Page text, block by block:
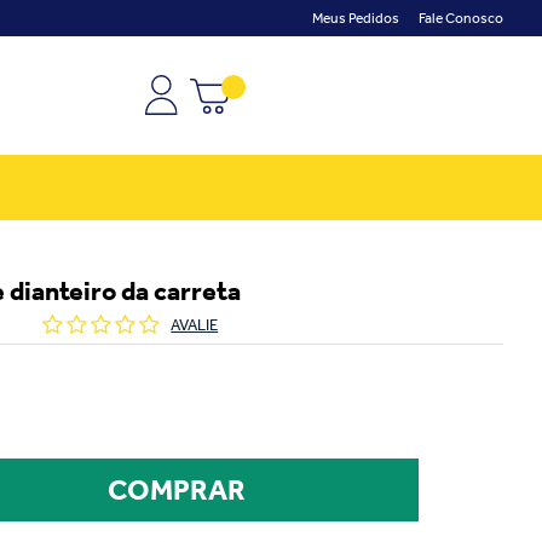
Meus Pedidos Fale Conosco
dianteiro da carreta
AVALIE